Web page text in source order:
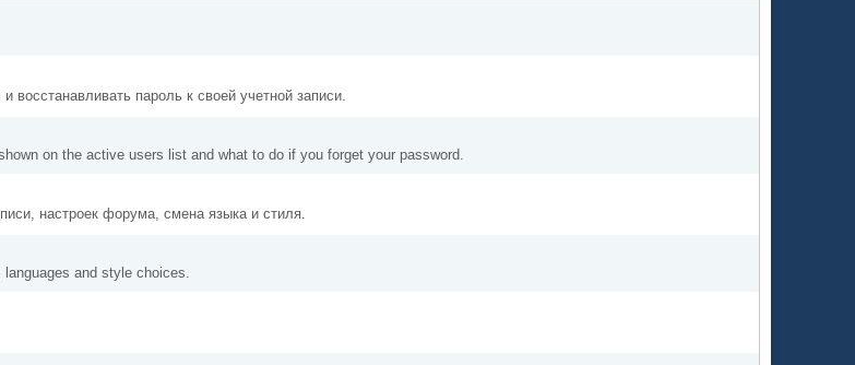
восстанавливать пароль к своей учетной записи.
on the active users list and what to do if you forget your password.
настроек форума, смена языка и стиля.
and style choices.